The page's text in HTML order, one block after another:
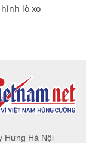
lò xo
Hưng Hà Nội